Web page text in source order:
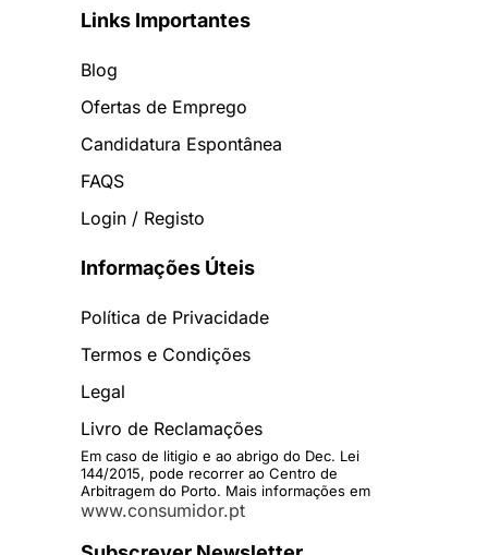
Links Importantes
Blog
Ofertas de Emprego
Candidatura Espontânea
FAQS
Login / Registo
Informações Úteis
Política de Privacidade
Termos e Condições
Legal
Livro de Reclamações
Em caso de litigio e ao abrigo do Dec. Lei
144/2015, pode recorrer ao Centro de
Arbitragem do Porto. Mais informações em
www.consumidor.pt